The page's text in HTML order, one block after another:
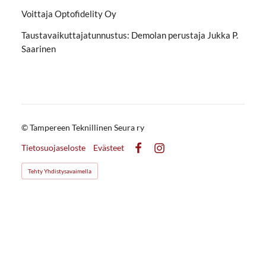
Voittaja Optofidelity Oy
Taustavaikuttajatunnustus: Demolan perustaja Jukka P.
Saarinen
©Tampereen Teknillinen Seura ry
Tietosuojaseloste
Evästeet
Tehty Yhdistysavaimella